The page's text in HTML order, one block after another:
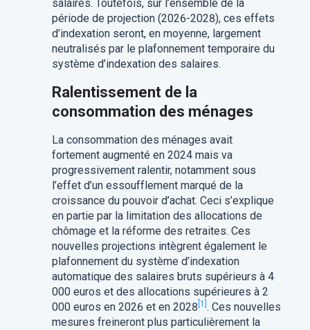
salaires. Toutefois, sur l’ensemble de la
période de projection (2026-2028), ces effets
d’indexation seront, en moyenne, largement
neutralisés par le plafonnement temporaire du
système d’indexation des salaires.
Ralentissement de la
consommation des ménages
La consommation des ménages avait
fortement augmenté en 2024 mais va
progressivement ralentir, notamment sous
l’effet d’un essoufflement marqué de la
croissance du pouvoir d’achat. Ceci s’explique
en partie par la limitation des allocations de
chômage et la réforme des retraites. Ces
nouvelles projections intègrent également le
plafonnement du système d’indexation
automatique des salaires bruts supérieurs à 4
000 euros et des allocations supérieures à 2
000 euros en 2026 et en 2028 [1] . Ces nouvelles
mesures freineront plus particulièrement la